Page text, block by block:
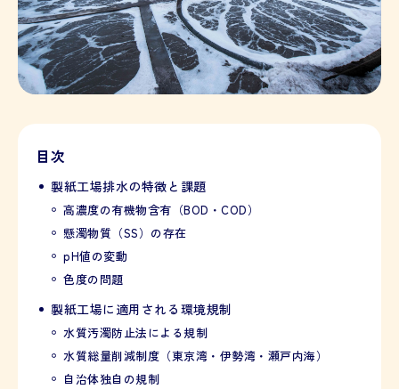
目次
製紙工場排水の特徴と課題
高濃度の有機物含有（BOD・COD）
懸濁物質（SS）の存在
pH値の変動
色度の問題
製紙工場に適用される環境規制
水質汚濁防止法による規制
水質総量削減制度（東京湾・伊勢湾・瀬戸内海）
自治体独自の規制